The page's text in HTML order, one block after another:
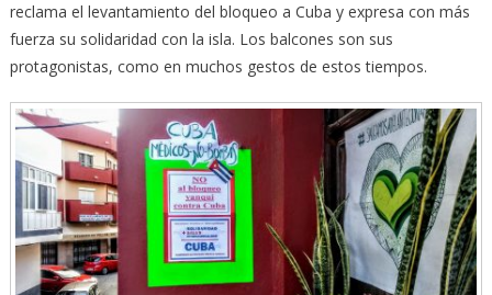
reclama el levantamiento del bloqueo a Cuba y expresa con más
fuerza su solidaridad con la isla. Los balcones son sus
protagonistas, como en muchos gestos de estos tiempos.